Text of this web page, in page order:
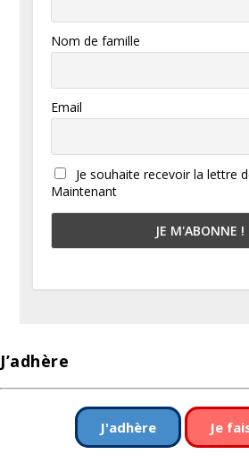
Nom de famille
Email
Je souhaite recevoir la lettre
Maintenant
J’adhère
J'adhère Je